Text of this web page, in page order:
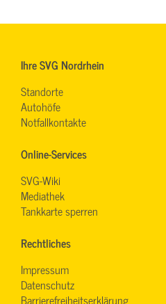
Ihre SVG Nordrhein
Standorte
Autohöfe
Notfallkontakte
Online-Services
SVG-Wiki
Mediathek
Tankkarte sperren
Rechtliches
Impressum
Datenschutz
Barrierefreiheitserklärung